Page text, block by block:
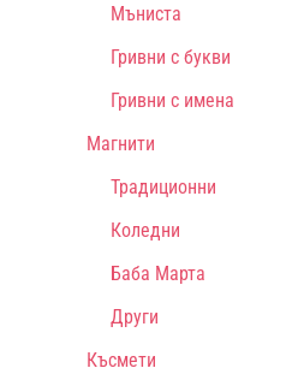
Мъниста
Гривни с букви
Гривни с имена
Магнити
Традиционни
Коледни
Баба Марта
Други
Късмети